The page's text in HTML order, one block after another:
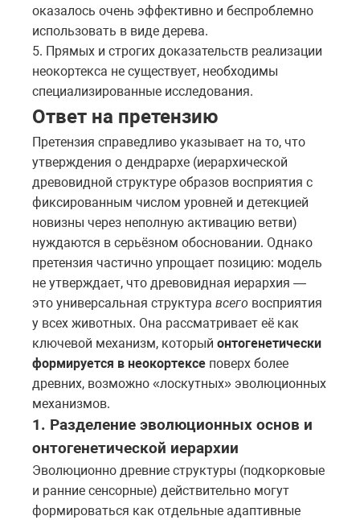
оказалось очень эффективно и беспроблемно
использовать в виде дерева.
5. Прямых и строгих доказательств реализации
неокортекса не существует, необходимы
специализированные исследования.
Ответ на претензию
Претензия справедливо указывает на то, что
утверждения о дендрархе (иерархической
древовидной структуре образов восприятия с
фиксированным числом уровней и детекцией
новизны через неполную активацию ветви)
нуждаются в серьёзном обосновании. Однако
претензия частично упрощает позицию: модель
не утверждает, что древовидная иерархия —
это универсальная структура всего восприятия
у всех животных. Она рассматривает её как
ключевой механизм, который онтогенетически
формируется в неокортексе поверх более
древних, возможно «лоскутных» эволюционных
механизмов.
1. Разделение эволюционных основ и
онтогенетической иерархии
Эволюционно древние структуры (подкорковые
и ранние сенсорные) действительно могут
формироваться как отдельные адаптивные